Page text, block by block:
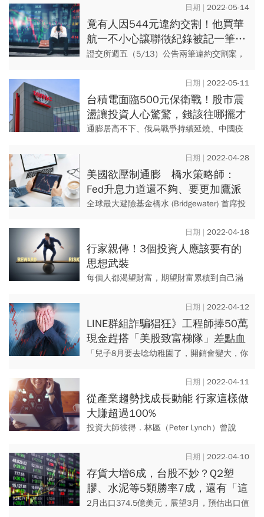
（Fed）啟動升息循環等諸多因素影響，金融
市場震盪明顯加劇，但在...
2022-05-14
竟有人因544元違約交割！他買華
航一不小心讓聯徵紀錄被記一筆…
「這金額太嘲諷」
證交所週五（5/13）公告兩筆違約交割案，
1972萬元，另一筆是群益永和分公司，違約
金額竟然只有544元...
2022-05-11
台積電面臨500元保衛戰！股市震
盪讓投資人心驚驚，錢該往哪擺才
放心？
通膨居高不下、俄烏戰爭持續延燒、中國疫
貨幣緊縮政策等因素，導致近期金融市場震
盪加劇，無論美股或台股...
2022-04-28
美國欲壓制通膨 橋水策略師：
Fed升息力道還不夠、要更加鷹派
全球最大避險基金橋水 (Bridgewater) 首席投
2022-04-18
行家親傳！3個投資人應該要有的
思想武裝
每個人都渴望財富，期望財富累積到自己滿
大的滿足與快樂。弔詭的是，在追求財富的
過程中，很多人反而失去了自...
2022-04-12
LINE群組詐騙猖狂》工程師捧50萬
現金趕搭「美股致富梯隊」差點血
本無歸…解析五大疑點背後的詐騙
「兒子8月要去唸幼稚園了，開銷會變大，你
勸，希望他不要拿著準備好的50萬去「投
資」，丈夫認為自己...
2022-04-11
從產業趨勢找成長動能 行家這樣做
大賺超過100%
投資大師彼得．林區（Peter Lynch）曾說
的二○％，接下來，還有好長一段路要
走！」擅長掌握產業趨...
2022-04-10
存貨大增6成，台股不妙？Q2塑
膠、水泥等5類勝率7成，還有「這
族群」報價全面調漲，本季展望佳
2月出口374.5億美元，展望3月，預估出口值